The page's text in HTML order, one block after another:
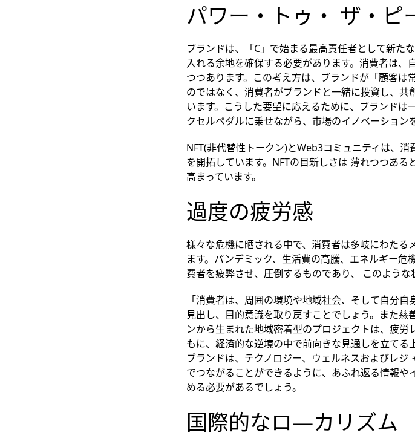
パワー・トゥ・ ザ・ピ
ブランドは、「C」で始まる最高責任者として新た
入れる余地を確保する必要があります。消費者は
つつあります。この考え方は、ブランドが「顧客
のではなく、消費者がブランドと一緒に投資し、
います。こうした要望に応えるために、ブランド
クセルペダルに乗せながら、市場のイノベーション
NFT(非代替性トークン)とWeb3コミュニティは、
を開拓しています。NFTの目新しさは 薄れつつあ
高まっています。
過度の疲労感
様々な危機に晒される中で、消費者は多岐にわた
ます。パンデミック、生活費の高騰、エネルギー
費者を疲弊させ、圧倒するものであり、 このような
「消費者は、周囲の環境や地域社会、そして自分
見出し、目的意識を取り戻すことでしょう。また
ンから生まれた地域密着型のプロジェクトは、疲
もに、経済的な逆境の中で前向きな見通しを立てる
ブランドは、テクノロジー、ウェルネスおよびレ
でつながることができるように、あふれ返る情報
める必要があるでしょう。
国際的なロ―カリズム